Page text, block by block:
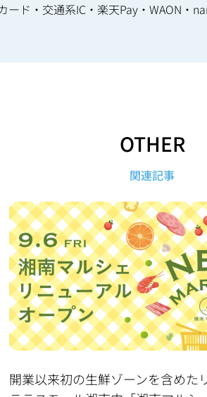
ド・交通系IC・楽天Pay・WAON・
OTHER
関連記事
開業以来初の生鮮ゾーンを含めた